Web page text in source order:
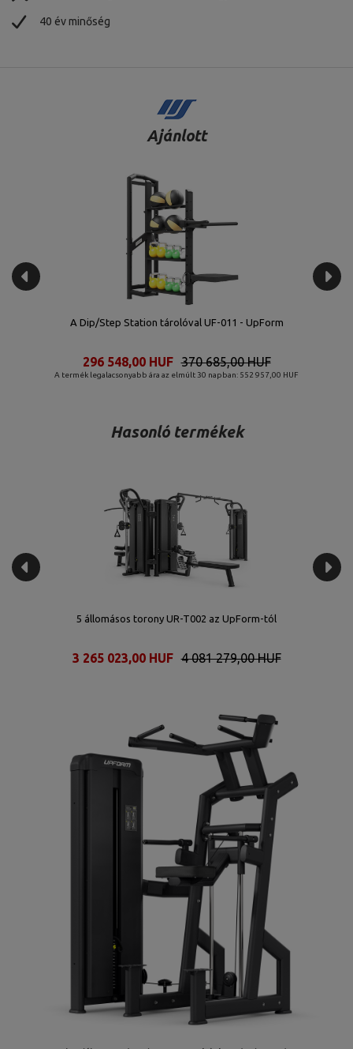
40 év minőség
Ajánlott
Mellkasi izom 2 az 1-ben - Hátsó deltoid UR-U021 - UpForm
A termék legalacsonyabb ára az elmúlt 30 napban: 1 377 900,00 HUF
1 314 247,00 HUF
1 051 397,00 HUF
Hasonló termékek
5 állomásos torony UR-T002 az UpForm-tól
4 081 279,00 HUF
3 265 023,00 HUF